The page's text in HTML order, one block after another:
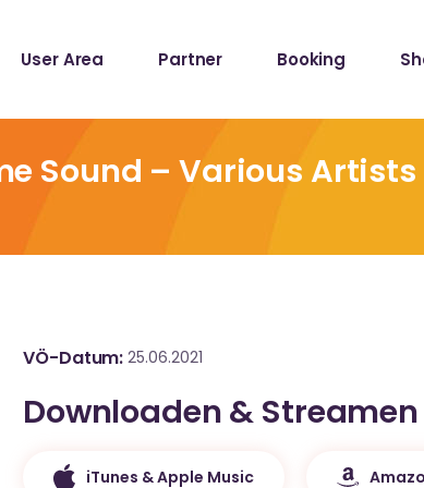
User Area Partner Booking
Sound – Various Artists
VÖ-Datum 25.06.2021
Downloaden & Streamen
iTunes & Apple Music